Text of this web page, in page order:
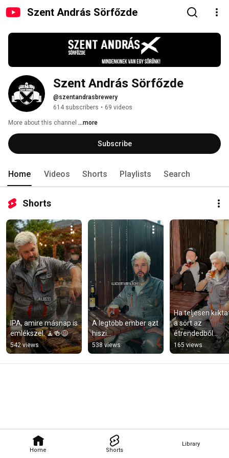
Szent András Sörfőzde
Home Shorts
Library
@szentandrasbrewery
614 subscribers • 69 videos
More about this channel ...more
Subscribe
Home Videos Shorts Playlists Search
Shorts
IPA, amire másnap is
emlékszel. 🧘🍻😅
542 views
A legtöbb ember azt
hiszi...
538 views
Ha teljesen
a sört az
étrendedből...
165 views